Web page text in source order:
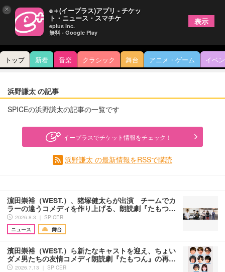
トップ 新着 音楽 クラシック 舞台 アニメ・ゲーム イベ
浜野謙太 の記事
SPICEの浜野謙太の記事の一覧です
イープラスでチケット情報をチェック！
浜野謙太 の最新情報をRSSで購読
濵田崇裕（WEST.）、猪塚健太らが出演 チームでカ
ラーの違うコメディを作り上げる、朗読劇『たもつ…
2026.8.3 ｜ SPICER
ニュース
舞台
濱田崇裕（WEST.）ら新たなキャストを迎え、ちょい
ダメ男たちの友情コメディ朗読劇『たもつん』の再…
2026.7.13 ｜ SPICER
× e＋(イープラス)アプリ - チケッ
ト・ニュース・スマチケ
eplus inc.
無料 - Google Play
表示